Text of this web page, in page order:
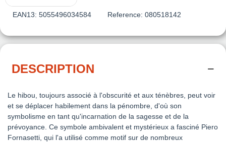
EAN13: 5055496034584 Reference: 080518142
DESCRIPTION
Le hibou, toujours associé à l'obscurité et aux ténèbres, peut voir
et se déplacer habilement dans la pénombre, d'où son
symbolisme en tant qu'incarnation de la sagesse et de la
prévoyance. Ce symbole ambivalent et mystérieux a fasciné Piero
Fornasetti, qui l'a utilisé comme motif sur de nombreux